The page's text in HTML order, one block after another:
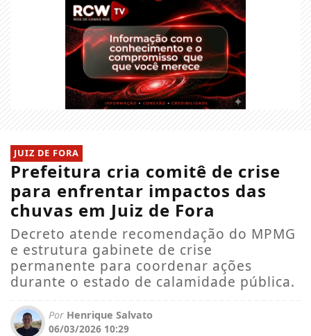
JUIZ DE FORA
Prefeitura cria comitê de crise
para enfrentar impactos das
chuvas em Juiz de Fora
Decreto atende recomendação do MPMG
e estrutura gabinete de crise
permanente para coordenar ações
durante o estado de calamidade pública.
Por Henrique Salvato
06/03/2026 10:29